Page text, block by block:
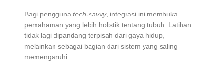
Bagi pengguna tech-savvy, integrasi ini membuka
pemahaman yang lebih holistik tentang tubuh. Latihan
tidak lagi dipandang terpisah dari gaya hidup,
melainkan sebagai bagian dari sistem yang saling
memengaruhi.